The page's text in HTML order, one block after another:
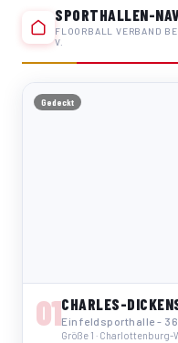
SPORTHALLEN-
FLOORBALL VERBAND
V.
Gedeckt
01CHARLES-
Einfeldsporthalle -
Größe 1 ·